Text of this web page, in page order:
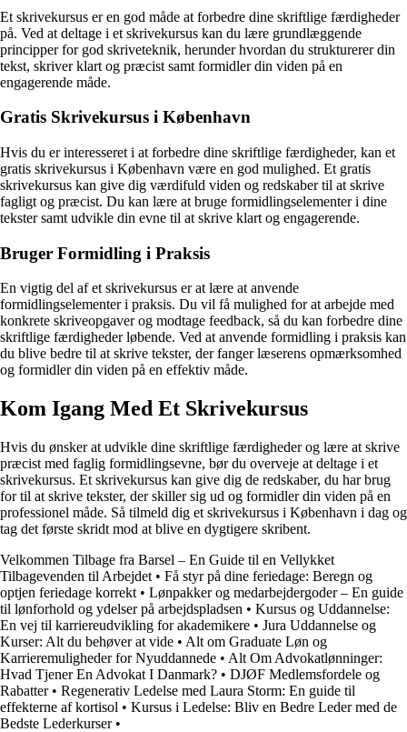
Et skrivekursus er en god måde at forbedre dine skriftlige færdigheder
på. Ved at deltage i et skrivekursus kan du lære grundlæggende
principper for god skriveteknik, herunder hvordan du strukturerer din
tekst, skriver klart og præcist samt formidler din viden på en
engagerende måde.
Gratis Skrivekursus i København
Hvis du er interesseret i at forbedre dine skriftlige færdigheder, kan et
gratis skrivekursus i København være en god mulighed. Et gratis
skrivekursus kan give dig værdifuld viden og redskaber til at skrive
fagligt og præcist. Du kan lære at bruge formidlingselementer i dine
tekster samt udvikle din evne til at skrive klart og engagerende.
Bruger Formidling i Praksis
En vigtig del af et skrivekursus er at lære at anvende
formidlingselementer i praksis. Du vil få mulighed for at arbejde med
konkrete skriveopgaver og modtage feedback, så du kan forbedre dine
skriftlige færdigheder løbende. Ved at anvende formidling i praksis kan
du blive bedre til at skrive tekster, der fanger læserens opmærksomhed
og formidler din viden på en effektiv måde.
Kom Igang Med Et Skrivekursus
Hvis du ønsker at udvikle dine skriftlige færdigheder og lære at skrive
præcist med faglig formidlingsevne, bør du overveje at deltage i et
skrivekursus. Et skrivekursus kan give dig de redskaber, du har brug
for til at skrive tekster, der skiller sig ud og formidler din viden på en
professionel måde. Så tilmeld dig et skrivekursus i København i dag og
tag det første skridt mod at blive en dygtigere skribent.
Velkommen Tilbage fra Barsel – En Guide til en Vellykket
Tilbagevenden til Arbejdet • Få styr på dine feriedage: Beregn og
optjen feriedage korrekt • Lønpakker og medarbejdergoder – En guide
til lønforhold og ydelser på arbejdspladsen • Kursus og Uddannelse:
En vej til karriereudvikling for akademikere • Jura Uddannelse og
Kurser: Alt du behøver at vide • Alt om Graduate Løn og
Karrieremuligheder for Nyuddannede • Alt Om Advokatlønninger:
Hvad Tjener En Advokat I Danmark? • DJØF Medlemsfordele og
Rabatter• Regenerativ Ledelse med Laura Storm: En guide til
effekterne af kortisol • Kursus i Ledelse: Bliv en Bedre Leder med de
Bedste Lederkurser•